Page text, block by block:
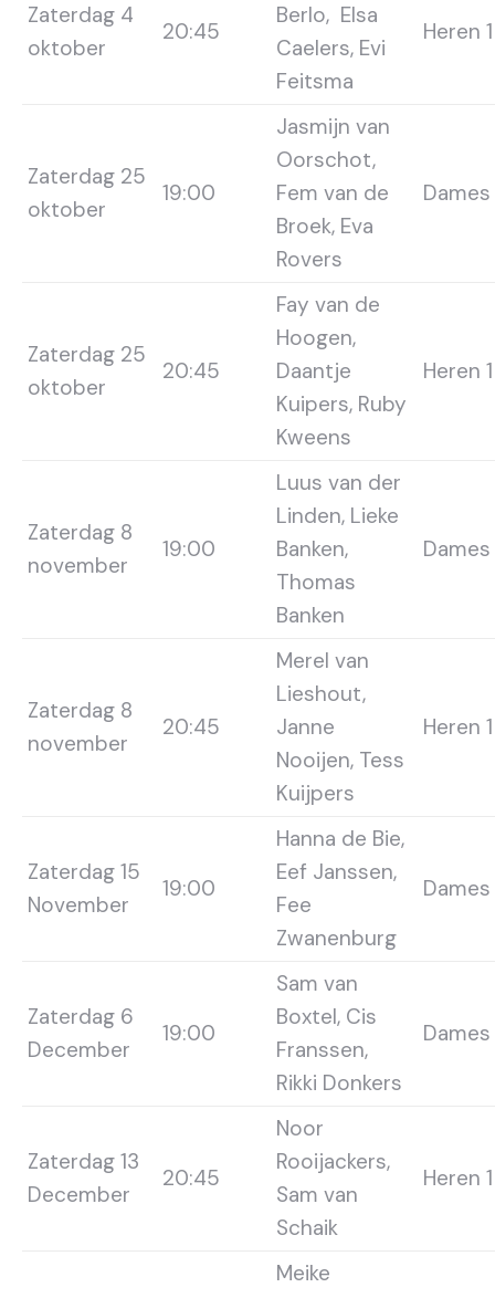
Zaterdag 4
oktober
20:45
Berlo, Elsa
Caelers, Evi
Feitsma
Heren 1
Zaterdag 25
oktober
19:00
Jasmijn van
Oorschot,
Fem van de
Broek, Eva
Rovers
Dames
Zaterdag 25
oktober
20:45
Fay van de
Hoogen,
Daantje
Kuipers, Ruby
Kweens
Heren 1
Zaterdag 8
november
19:00
Luus van der
Linden, Lieke
Banken,
Thomas
Banken
Dames
Zaterdag 8
november
20:45
Merel van
Lieshout,
Janne
Nooijen, Tess
Kuijpers
Heren 1
Zaterdag 15
November
19:00
Hanna de Bie,
Eef Janssen,
Fee
Zwanenburg
Dames
Zaterdag 6
December
19:00
Sam van
Boxtel, Cis
Franssen,
Rikki Donkers
Dames
Zaterdag 13
December
20:45
Noor
Rooijackers,
Sam van
Schaik
Heren 1
Meike